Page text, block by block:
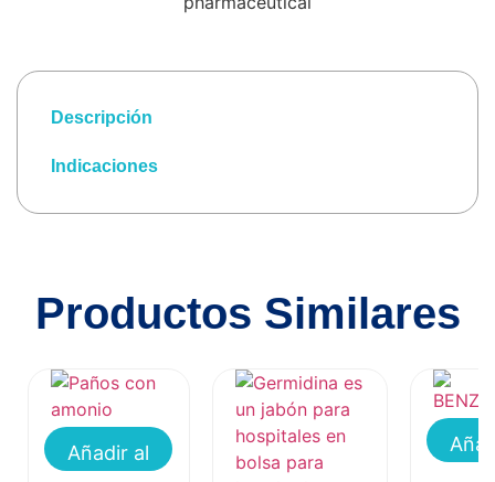
Descripción
Indicaciones
Productos Similares
Añadir al